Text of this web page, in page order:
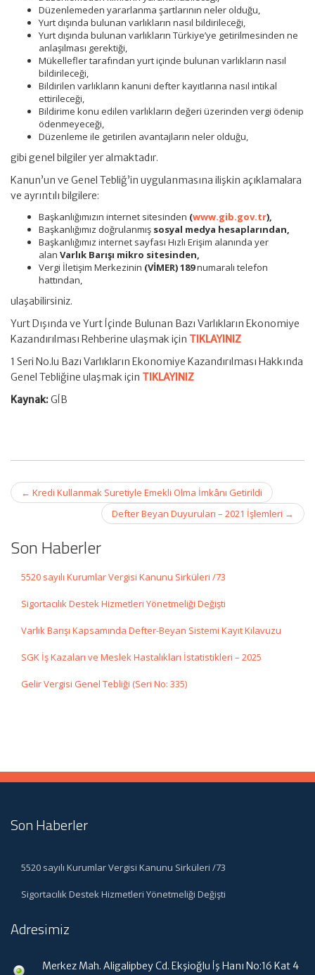
Düzenlemeden yararlanma şartlarının neler olduğu,
Yurt dışında bulunan varlıkların nasıl bildirileceği,
Yurt dışında bulunan varlıkların Türkiye’ye getirilmesinden ne
anlaşılması gerektiği,
Mükellefler tarafından yurt içinde bulunan varlıkların nasıl
bildirileceği,
Bildirilen varlıkların kanuni defter kayıtlarına nasıl intikal
ettirileceği,
Bildirime konu edilen varlıkların değeri üzerinden vergi ödenip
ödenmeyeceği,
Düzenleme ile getirilen avantajların neler olduğu,
gibi genel bilgiler yer almaktadır.
Kanun’un ve Genel Tebliğ’in uygulanmasına ilişkin açıklamalara
ve ayrıntılı bilgilere:
Başkanlığımızın internet sitesinden (www.gib.gov.tr),
Başkanlığımız doğrulanmış sosyal medya hesaplarından,
Başkanlığımız internet sayfası Hızlı Erişim alanında yer
alan Varlık Barışı mikro sitesinden,
Vergi İletişim Merkezinin (VİMER) 189numaralı telefon
hattından,
ulaşabilirsiniz.
Yurt Dışında ve Yurt İçinde Bulunan Bazı Varlıkların Ekonomiye
Kazandırılması Rehberine ulaşmak için TIKLAYINIZ
1 Seri No.lu Bazı Varlıkların Ekonomiye Kazandırılması Hakkında
Genel Tebliğine ulaşmak için TIKLAYINIZ
Kaynak:GİB
Post
navigation
← Kredi Kullanmak Suretiyle Emekli Olma İmkânı Getirildi
Defter Beyan Duyuruları – 2021 İşlemleri →
Son Haberler
5520 sayılı Kurumlar Vergisi Kanunu Sirküleri /73
Sigortacılık Destek Hizmetleri Yönetmeliği Değişti
Varlık Barışı Kapsamında Defter-Beyan Sistemi Kayıt Kılavuzu
SGK İş Kazaları ve Meslek Hastalıkları İstatistikleri – 2025
Gelir Vergisi Genel Tebliği (Seri No: 335)
Son Haberler
5520 sayılı Kurumlar Vergisi Kanunu Sirküleri /73
Sigortacılık Destek Hizmetleri Yönetmeliği Değişti
Adresimiz
Merkez Mah. Aligalipbey Cd. Ekşioğlu İş Hanı No:16 Kat 4